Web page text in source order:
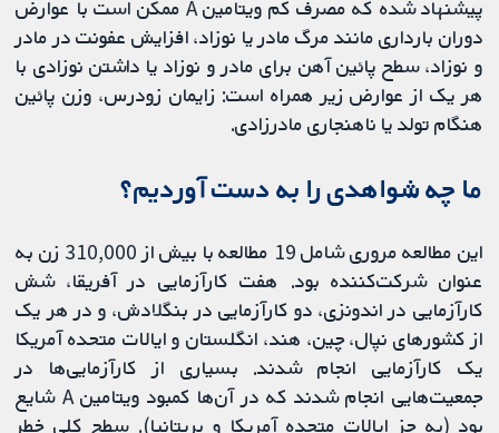
پیشنهاد شده که مصرف کم ویتامین A ممکن است با عوارض
دوران بارداری مانند مرگ مادر یا نوزاد، افزایش عفونت در مادر
و نوزاد، سطح پائین آهن برای مادر و نوزاد یا داشتن نوزادی با
هر یک از عوارض زیر همراه است: زایمان زودرس، وزن پائین
هنگام تولد یا ناهنجاری مادرزادی.
ما چه شواهدی را به دست آوردیم؟
این مطالعه مروری شامل 19 مطالعه با بیش از 310,000 زن به
عنوان شرکت‌کننده بود. هفت کارآزمایی در آفریقا، شش
کارآزمایی در اندونزی، دو کارآزمایی در بنگلادش، و در هر یک
از کشورهای نپال، چین، هند، انگلستان و ایالات متحده آمریکا
یک کارآزمایی انجام شدند. بسیاری از کارآزمایی‌ها در
جمعیت‌هایی انجام شدند که در آن‌ها کمبود ویتامین A شایع
بود (به جز ایالات متحده آمریکا و بریتانیا). سطح کلی خطر